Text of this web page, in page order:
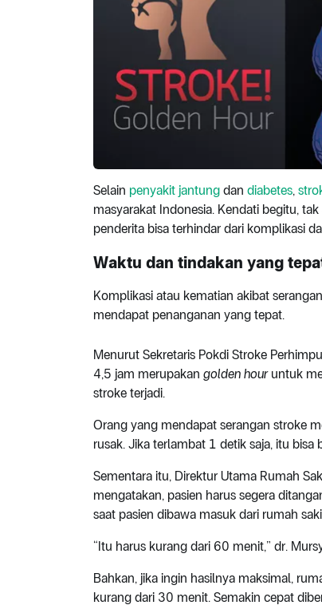
Selain penyakit jantung dan diabetes,
masyarakat Indonesia. Kendati begitu,
penderita bisa terhindar dari komplikasi
Waktu dan tindakan yang
Komplikasi atau kematian akibat
mendapat penanganan yang tepat.
Menurut Sekretaris Pokdi Stroke
4,5 jam merupakan golden hour untuk
stroke terjadi.
Orang yang mendapat serangan stroke
rusak. Jika terlambat 1 detik saja, itu bisa
Sementara itu, Direktur Utama Rumah
mengatakan, pasien harus segera
saat pasien dibawa masuk dari rumah
“Itu harus kurang dari 60 menit,” dr.
Bahkan, jika ingin hasilnya maksimal,
kurang dari 30 menit. Semakin cepat